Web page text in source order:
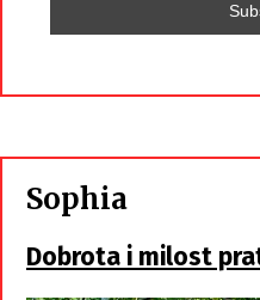
Sophia
Dobrota i milost